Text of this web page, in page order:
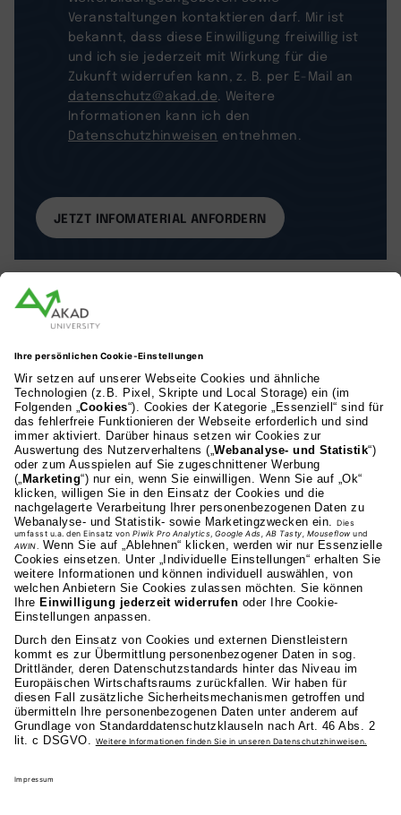
Veranstaltungen kontaktieren darf. Mir ist
bekannt, dass diese Einwilligung freiwillig ist
und ich sie jederzeit mit Wirkung für die
Zukunft widerrufen kann, z. B. per E-Mail an
datenschutz@akad.de . Weitere
Informationen kann ich den
Datenschutzhinweisen entnehmen.
AKAD Bildungsgesellschaft mbH
Heilbronner Strasse 86
70191 Stuttgart
0711 81495-400
Studienangebot
Fakultäten
AKAD